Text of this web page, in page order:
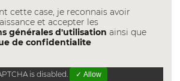
cette case, je reconnais avoir
et accepter les
générales d'utilisation ainsi que
de confidentialite
is disabled. ✓ Allow